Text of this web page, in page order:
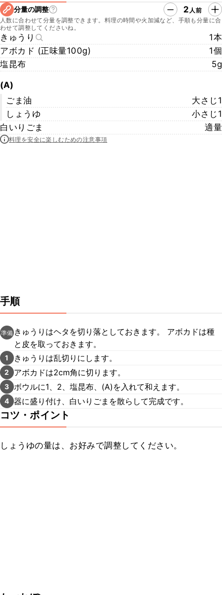
分量の調整 2 人前
人数に合わせて分量を調整できます。料理の時間や火加減など、手順も分量に合
わせて調整してくださいね。
きゅうり
1本
アボカド (正味量100g)
1個
塩昆布
5g
(A)
ごま油
大さじ1
しょうゆ
小さじ1
白いりごま
適量
料理を安全に楽しむための注意事項
手順
準備 きゅうりはヘタを切り落としておきます。 アボカドは種
と皮を取っておきます。
1 きゅうりは乱切りにします。
2 アボカドは2cm角に切ります。
3 ボウルに1、2、塩昆布、(A)を入れて和えます。
4 器に盛り付け、白いりごまを散らして完成です。
コツ・ポイント
しょうゆの量は、お好みで調整してください。